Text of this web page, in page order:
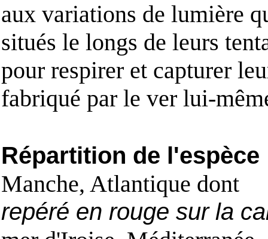
aux variations de lumière
situés le longs de leurs
pour respirer et capturer
fabriqué par le ver lui-
Répartition de l'espèce
Manche, Atlantique dont
repéré en rouge sur la